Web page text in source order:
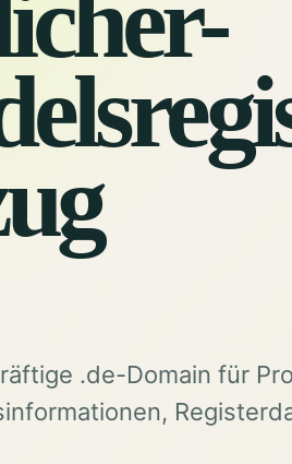
.de-Domain für